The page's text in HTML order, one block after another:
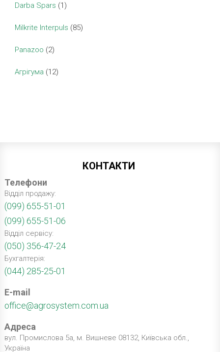
Darba Spars (1)
Milkrite Interpuls (85)
Panazoo (2)
Агрігума (12)
КОНТАКТИ
Телефони
Відділ продажу:
(099) 655-51-01
(099) 655-51-06
Відділ сервісу:
(050) 356-47-24
Бухгалтерія:
(044) 285-25-01
E-mail
office@agrosystem.com.ua
Адреса
вул. Промислова 5а, м. Вишневе 08132, Київська обл.,
Україна